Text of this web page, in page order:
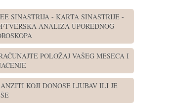
SINASTRIJA - KARTA SINASTRIJE -
ANALIZA UPOREDNOG
POLOŽAJ VAŠEG MESECA I
KOJI DONOSE LJUBAV ILI JE